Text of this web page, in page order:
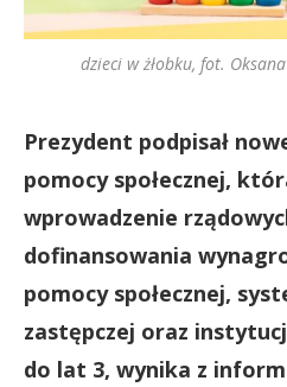
dzieci w żłobku, fot.
Prezydent podpisał
pomocy społecznej,
wprowadzenie
dofinansowania
pomocy społecznej,
zastępczej oraz
do lat 3, wynika z